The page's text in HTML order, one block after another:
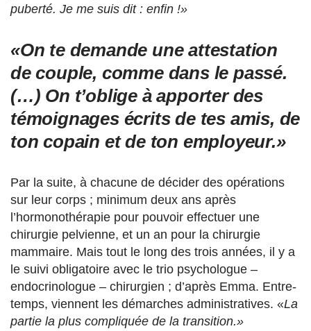
puberté. Je me suis dit : enfin !»
«On te demande une attestation
de couple, comme dans le passé.
(…) On t’oblige à apporter des
témoignages écrits de tes amis, de
ton copain et de ton employeur.»
Par la suite, à chacune de décider des opérations
sur leur corps ; minimum deux ans après
l’hormonothérapie pour pouvoir effectuer une
chirurgie pelvienne, et un an pour la chirurgie
mammaire. Mais tout le long des trois années, il y a
le suivi obligatoire avec le trio psychologue –
endocrinologue – chirurgien ; d’après Emma. Entre-
temps, viennent les démarches administratives. «La
partie la plus compliquée de la transition.»